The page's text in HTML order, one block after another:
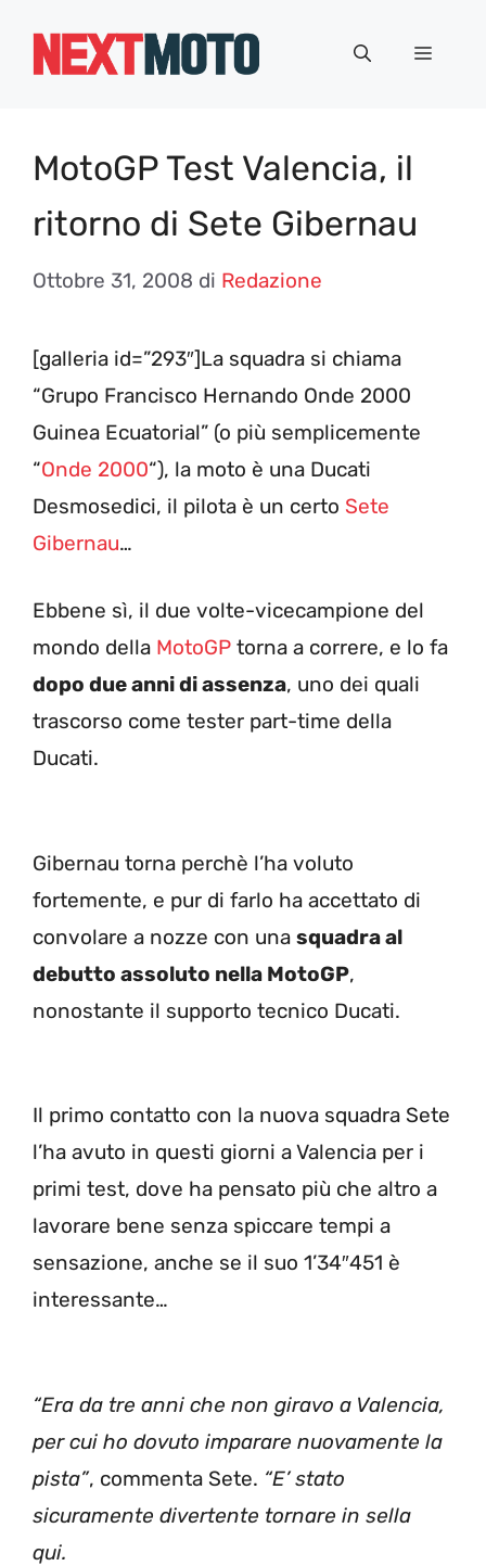
Menu
MotoGP Test Valencia, il
ritorno di Sete Gibernau
Ottobre 31, 2008 di Redazione
[galleria id=”293″]La squadra si chiama
“Grupo Francisco Hernando Onde 2000
Guinea Ecuatorial” (o più semplicemente
“Onde 2000“), la moto è una Ducati
Desmosedici, il pilota è un certo Sete
Gibernau…
Ebbene sì, il due volte-vicecampione del
mondo della MotoGP torna a correre, e lo fa
dopo due anni di assenza, uno dei quali
trascorso come tester part-time della
Ducati.
Gibernau torna perchè l’ha voluto
fortemente, e pur di farlo ha accettato di
convolare a nozze con una squadra al
debutto assoluto nella MotoGP,
nonostante il supporto tecnico Ducati.
Il primo contatto con la nuova squadra Sete
l’ha avuto in questi giorni a Valencia per i
primi test, dove ha pensato più che altro a
lavorare bene senza spiccare tempi a
sensazione, anche se il suo 1’34″451 è
interessante…
“Era da tre anni che non giravo a Valencia,
per cui ho dovuto imparare nuovamente la
pista”, commenta Sete. “E’ stato
sicuramente divertente tornare in sella
qui.